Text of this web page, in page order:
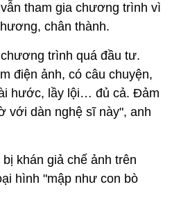
tham gia chương trình vì
chân thành.
trình quá đầu tư.
điện ảnh, có câu chuyện,
hước, lầy lội… đủ cả. Đảm
với dàn nghệ sĩ này", anh
khán giả chế ảnh trên
hình "mập như con bò